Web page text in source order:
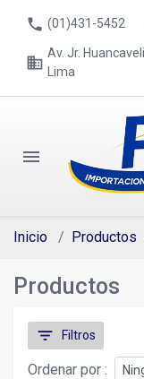
phone (01)431-5452
business
Av. Jr.
Lima
menu
Inicio Productos
Productos
filter_list Filtros
Ordenar por :